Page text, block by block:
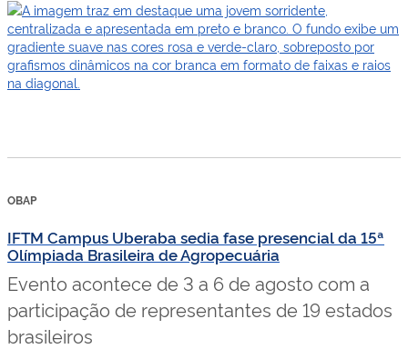
OBAP
IFTM Campus Uberaba sedia fase presencial da 15ª
Olímpiada Brasileira de Agropecuária
Evento acontece de 3 a 6 de agosto com a
participação de representantes de 19 estados
brasileiros